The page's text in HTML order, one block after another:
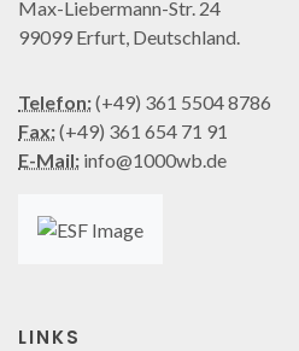
Max-Liebermann-Str. 24
99099 Erfurt, Deutschland.
Telefon:(+49) 361 5504 8786
Fax:(+49) 361 654 71 91
E-Mail: info@1000wb.de
LINKS